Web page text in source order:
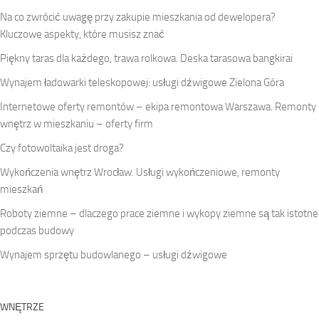
Na co zwrócić uwagę przy zakupie mieszkania od dewelopera?
Kluczowe aspekty, które musisz znać
Piękny taras dla każdego, trawa rolkowa. Deska tarasowa bangkirai
Wynajem ładowarki teleskopowej: usługi dźwigowe Zielona Góra
Internetowe oferty remontów – ekipa remontowa Warszawa. Remonty
wnętrz w mieszkaniu – oferty firm
Czy fotowoltaika jest droga?
Wykończenia wnętrz Wrocław. Usługi wykończeniowe, remonty
mieszkań
Roboty ziemne – dlaczego prace ziemne i wykopy ziemne są tak istotne
podczas budowy
Wynajem sprzętu budowlanego – usługi dźwigowe
WNĘTRZE